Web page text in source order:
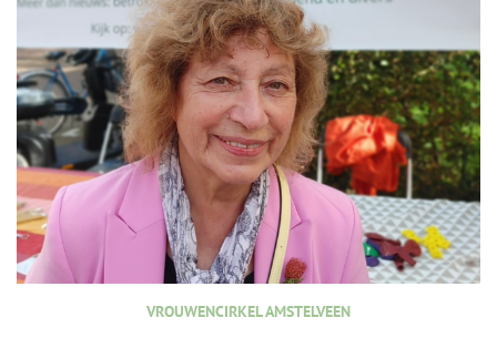
VROUWENCIRKEL AMSTELVEEN